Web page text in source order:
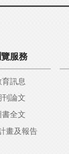
服務
育訊息
刊論文
書全文
畫及報告